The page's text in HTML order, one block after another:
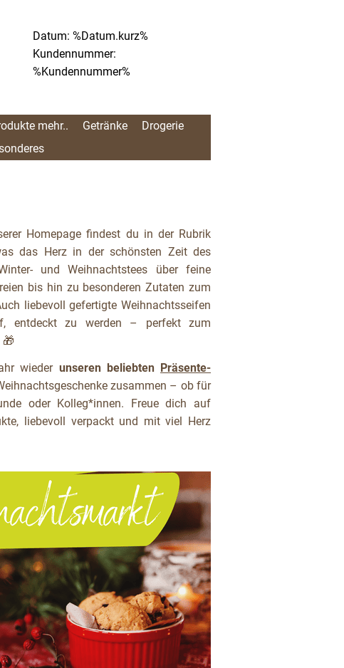
Datum: %Datum.kurz%
Kundennummer:
%Kundennummer%
mehr.. Getränke
Drogerie
Homepage findest du in der Rubrik
das Herz in der schönsten Zeit des
und Weihnachtstees über feine
bis hin zu besonderen Zutaten zum
liebevoll gefertigte Weihnachtsseifen
entdeckt zu werden – perfekt zum
🎁
wieder unseren beliebten Präsente-
zusammen – ob für
oder Kolleg*innen. Freue dich auf
liebevoll verpackt und mit viel Herz